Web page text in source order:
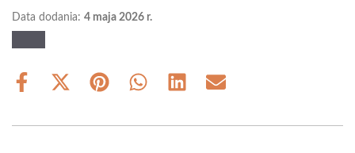
Data dodania: 4 maja 2026 r.
Share
Share
(Twitter)
Share Share Share Share